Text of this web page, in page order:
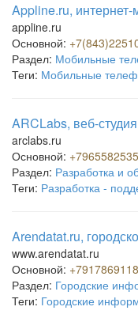
Appline.ru, интернет-
appline.ru
Основной:
Раздел: Мобильные
Теги: Мобильные
ARCLabs, веб-студия
arclabs.ru
Основной:
Раздел: Разработка и
Теги: Разработка -
Arendatat.ru,
www.arendatat.ru
Основной:
Раздел: Городские
Теги: Городские